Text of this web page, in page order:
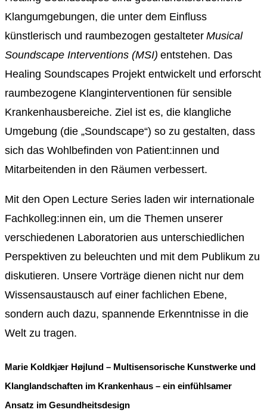
Klangumgebungen, die unter dem Einfluss
künstlerisch und raumbezogen gestalteter Musical
Soundscape Interventions (MSI) entstehen. Das
Healing Soundscapes Projekt entwickelt und erforscht
raumbezogene Klanginterventionen für sensible
Krankenhausbereiche. Ziel ist es, die klangliche
Umgebung (die „Soundscape“) so zu gestalten, dass
sich das Wohlbefinden von Patient:innen und
Mitarbeitenden in den Räumen verbessert.
Mit den Open Lecture Series laden wir internationale
Fachkolleg:innen ein, um die Themen unserer
verschiedenen Laboratorien aus unterschiedlichen
Perspektiven zu beleuchten und mit dem Publikum zu
diskutieren. Unsere Vorträge dienen nicht nur dem
Wissensaustausch auf einer fachlichen Ebene,
sondern auch dazu, spannende Erkenntnisse in die
Welt zu tragen.
Marie Koldkjær Højlund – Multisensorische Kunstwerke und
Klanglandschaften im Krankenhaus – ein einfühlsamer
Ansatz im Gesundheitsdesign